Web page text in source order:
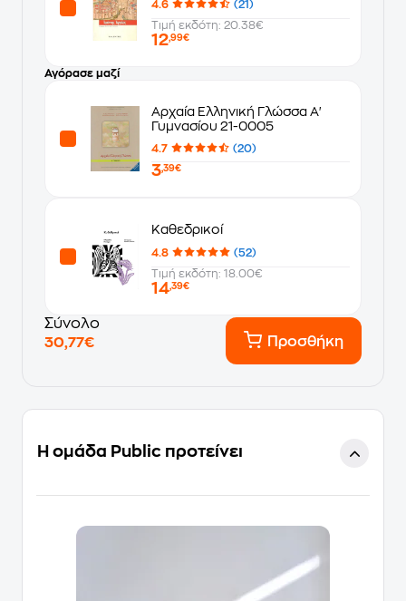
4.6
(21)
Τιμή εκδότη: 20.38€
12,99€
Αγόρασε μαζί
Αρχαία Ελληνική Γλώσσα Α'
Γυμνασίου 21-0005
4.7 (20)
3,39€
Καθεδρικοί
4.8
(52)
Τιμή εκδότη: 18.00€
14,39€
Σύνολο
30,77€
Προσθήκη
Η ομάδα Public προτείνει